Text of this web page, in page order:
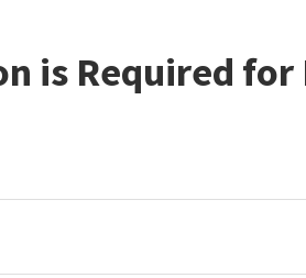
is Required for